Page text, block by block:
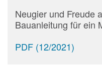
Neugier und Freude
Bauanleitung für ein
PDF (12/2021)